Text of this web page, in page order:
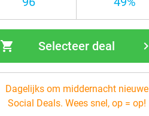
shopping_cart navigate_next
Selecteer deal
Dagelijks om middernacht nieuwe
Social Deals. Wees snel, op = op!